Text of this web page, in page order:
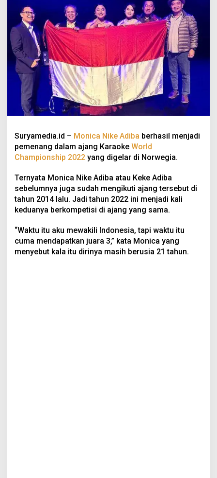
Suryamedia.id – Monica Nike Adiba berhasil menjadi
pemenang dalam ajang Karaoke World
Championship 2022 yang digelar di Norwegia.
Ternyata Monica Nike Adiba atau Keke Adiba
sebelumnya juga sudah mengikuti ajang tersebut di
tahun 2014 lalu. Jadi tahun 2022 ini menjadi kali
keduanya berkompetisi di ajang yang sama.
“Waktu itu aku mewakili Indonesia, tapi waktu itu
cuma mendapatkan juara 3,” kata Monica yang
menyebut kala itu dirinya masih berusia 21 tahun.